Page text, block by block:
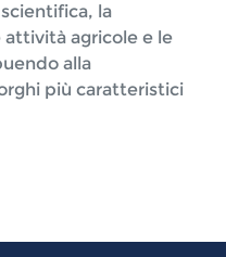
la
agricole e le
alla
più caratteristici